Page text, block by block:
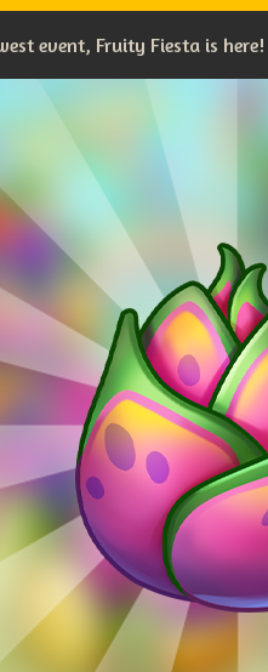
event, Fruity Fiesta is here!